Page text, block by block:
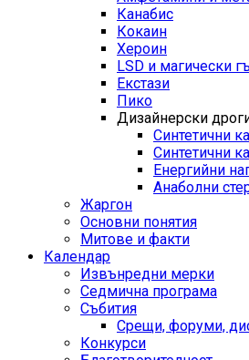
Канабис
Кокаин
Хероин
LSD и магически
Екстази
Пико
Дизайнерски
Синтетични
Синтетични
Енергийни
Анаболни
Жаргон
Основни понятия
Митове и факти
Календар
Извънредни мерки
Седмична програма
Събития
Срещи, форуми,
Конкурси